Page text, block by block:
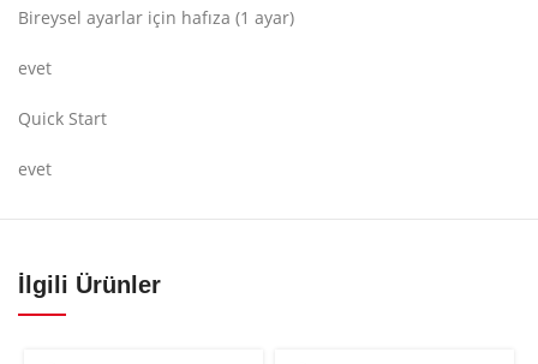
Bireysel ayarlar için hafıza (1 ayar)
evet
Quick Start
evet
İlgili Ürünler